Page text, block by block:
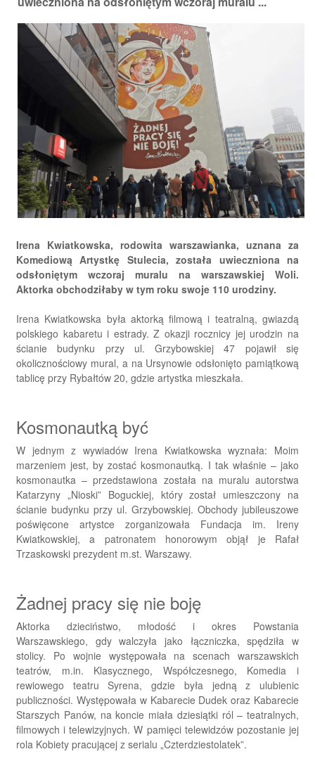
Irena Kwiatkowska, rodowita warszawianka, uznana za
Komediową Artystkę Stulecia, została uwieczniona na
odsłoniętym wczoraj muralu na warszawskiej Woli.
Aktorka obchodziłaby w tym roku swoje 110 urodziny.
Irena Kwiatkowska była aktorką filmową i teatralną, gwiazdą
polskiego kabaretu i estrady. Z okazji rocznicy jej urodzin na
ścianie budynku przy ul. Grzybowskiej 47 pojawił się
okolicznościowy mural, a na Ursynowie odsłonięto pamiątkową
tablicę przy Rybałtów 20, gdzie artystka mieszkała.
Kosmonautką być
W jednym z wywiadów Irena Kwiatkowska wyznała: Moim
marzeniem jest, by zostać kosmonautką. I tak właśnie – jako
kosmonautka – przedstawiona została na muralu autorstwa
Katarzyny „Nioski” Boguckiej, który został umieszczony na
ścianie budynku przy ul. Grzybowskiej. Obchody jubileuszowe
poświęcone artystce zorganizowała Fundacja im. Ireny
Kwiatkowskiej, a patronatem honorowym objął je Rafał
Trzaskowski prezydent m.st. Warszawy.
Żadnej pracy się nie boję
Aktorka dzieciństwo, młodość i okres Powstania
Warszawskiego, gdy walczyła jako łączniczka, spędziła w
stolicy. Po wojnie występowała na scenach warszawskich
teatrów, m.in. Klasycznego, Współczesnego, Komedia i
rewiowego teatru Syrena, gdzie była jedną z ulubienic
publiczności. Występowała w Kabarecie Dudek oraz Kabarecie
Starszych Panów, na koncie miała dziesiątki ról – teatralnych,
filmowych i telewizyjnych. W pamięci telewidzów pozostanie jej
rola Kobiety pracującej z serialu „Czterdziestolatek”.